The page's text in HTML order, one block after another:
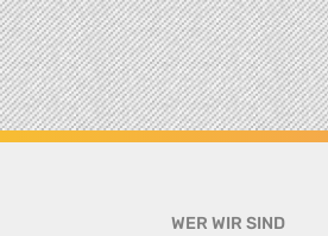
WER WIR SIND